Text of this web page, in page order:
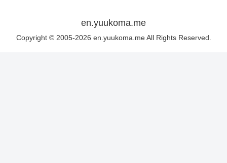
en.yuukoma.me
Copyright © 2005-2026 en.yuukoma.me All Rights Reserved.